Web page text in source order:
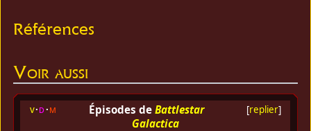
Références
Voir aussi
[replier]
v d m Épisodes de Battlestar
Galactica